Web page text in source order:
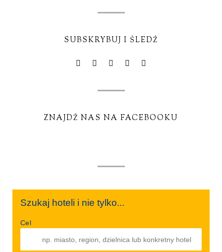
SUBSKRYBUJ I ŚLEDŹ
ZNAJDŹ NAS NA FACEBOOKU
Szukaj hoteli i nie tylko...
Cel